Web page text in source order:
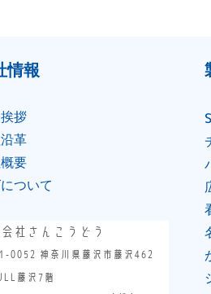
情報
拶
⾰
要
ついて
社さんこうどう
0052 神奈川県藤沢市藤沢462
藤沢7階